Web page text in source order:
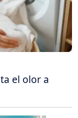
el olor a